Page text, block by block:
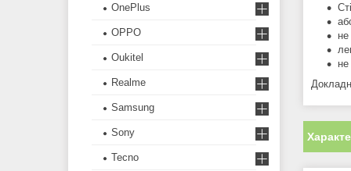
OnePlus
OPPO
Oukitel
Realme
Samsung
Sony
Tecno